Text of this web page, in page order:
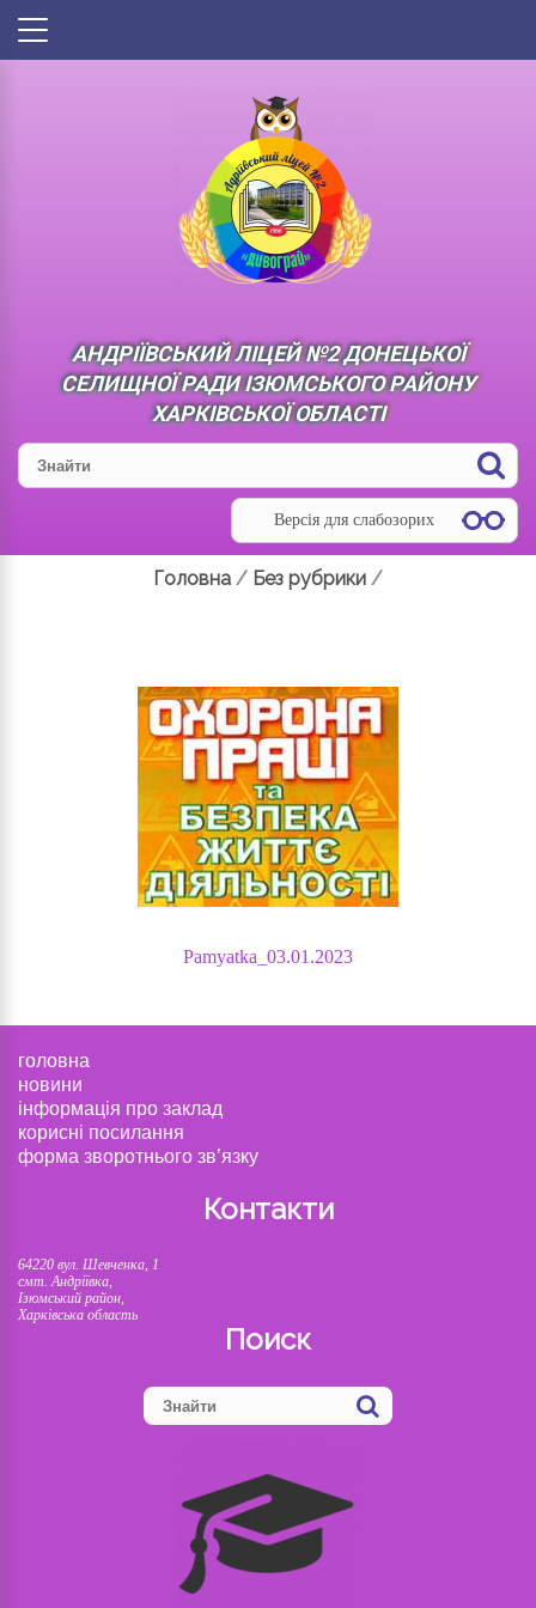
АНДРІЇВСЬКИЙ ЛІЦЕЙ №2 ДОНЕЦЬКОЇ
СЕЛИЩНОЇ РАДИ ІЗЮМСЬКОГО РАЙОНУ
ХАРКІВСЬКОЇ ОБЛАСТІ
Версія для слабозорих
Головна / Без рубрики /
Pamyatka_03.01.2023
головна
новини
інформація про заклад
корисні посилання
форма зворотнього зв’язку
Контакти
64220 вул. Шевченка, 1
смт. Андріївка,
Ізюмський район,
Харківська область
Поиск